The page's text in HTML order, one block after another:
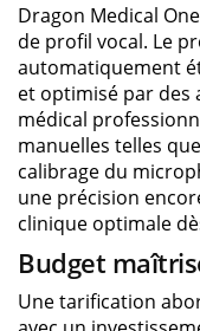
Dragon Medical
de profil vocal. Le
automatiquement
et optimisé par des
médical
manuelles telles
calibrage du
une précision
clinique optimale
Budget
Une tarification